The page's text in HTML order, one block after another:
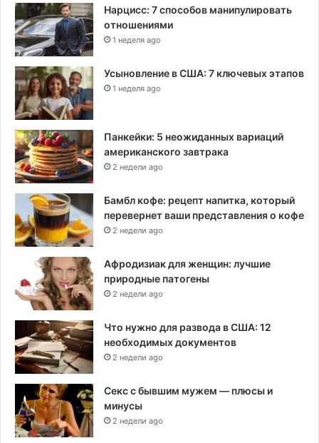
й
п
р
о
ц
е
с
Нарцисс: 7 способов манипулировать
отношениями
1 неделя ago
Усыновление в США: 7 ключевых этапов
1 неделя ago
Панкейки: 5 неожиданных вариаций
американского завтрака
2 недели ago
Бамбл кофе: рецепт напитка, который
перевернет ваши представления о кофе
2 недели ago
Афродизиак для женщин: лучшие
природные патогены
2 недели ago
Что нужно для развода в США: 12
необходимых документов
2 недели ago
Секс с бывшим мужем — плюсы и
минусы
2 недели ago